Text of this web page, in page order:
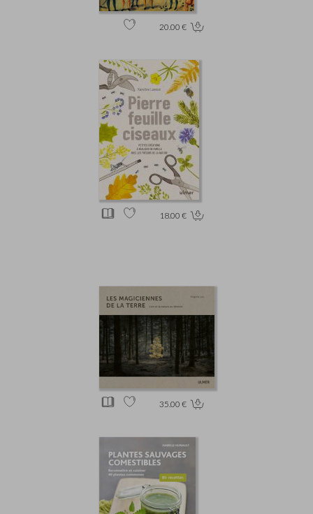
20.00 €
18.00 €
35.00 €